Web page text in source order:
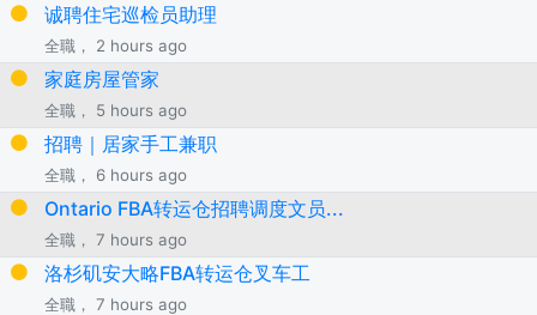
诚聘住宅巡检员助理
全職， 2 hours ago
家庭房屋管家
全職， 5 hours ago
招聘｜居家手工兼职
全職， 6 hours ago
Ontario FBA转运仓招聘调度文员...
全職， 7 hours ago
洛杉矶安大略FBA转运仓叉车工
全職， 7 hours ago